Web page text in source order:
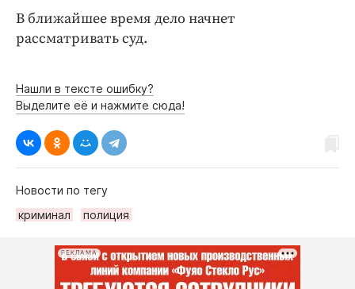
В ближайшее время дело начнет
рассматривать суд.
Нашли в тексте ошибку?
Выделите её и нажмите сюда!
Новости по тегу
криминал
полиция
РЕКЛАМА